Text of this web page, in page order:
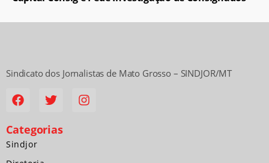
Sindicato dos Jornalistas de Mato Grosso – SINDJOR/MT
Categorias
Sindjor